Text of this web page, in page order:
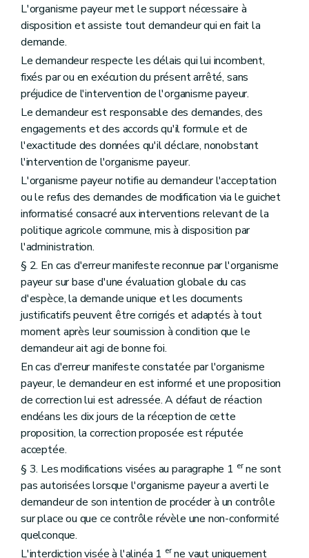
L'organisme payeur met le support nécessaire à
disposition et assiste tout demandeur qui en fait la
demande.
Le demandeur respecte les délais qui lui incombent,
fixés par ou en exécution du présent arrêté, sans
préjudice de l'intervention de l'organisme payeur.
Le demandeur est responsable des demandes, des
engagements et des accords qu'il formule et de
l'exactitude des données qu'il déclare, nonobstant
l'intervention de l'organisme payeur.
L'organisme payeur notifie au demandeur l'acceptation
ou le refus des demandes de modification via le guichet
informatisé consacré aux interventions relevant de la
politique agricole commune, mis à disposition par
l'administration.
§ 2. En cas d'erreur manifeste reconnue par l'organisme
payeur sur base d'une évaluation globale du cas
d'espèce, la demande unique et les documents
justificatifs peuvent être corrigés et adaptés à tout
moment après leur soumission à condition que le
demandeur ait agi de bonne foi.
En cas d'erreur manifeste constatée par l'organisme
payeur, le demandeur en est informé et une proposition
de correction lui est adressée. A défaut de réaction
endéans les dix jours de la réception de cette
proposition, la correction proposée est réputée
acceptée.
§ 3. Les modifications visées au paragraphe 1 erne sont
pas autorisées lorsque l'organisme payeur a averti le
demandeur de son intention de procéder à un contrôle
sur place ou que ce contrôle révèle une non-conformité
quelconque.
L'interdiction visée à l'alinéa 1 erne vaut uniquement